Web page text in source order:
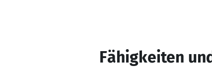
Fähigkeiten